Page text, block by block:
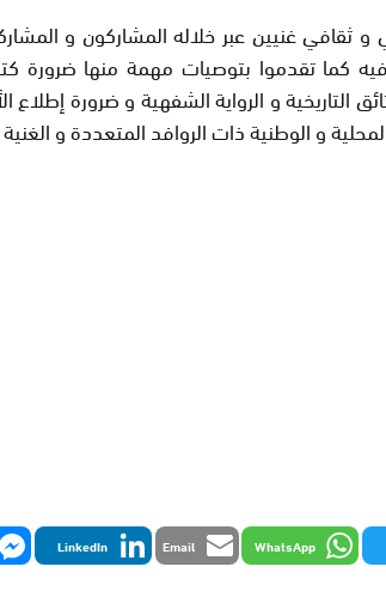
ثقافي غنيين عبر خلاله المشاركون و
كما تقدموا بتوصيات مهمة منها ضرورة
التاريخية و الرواية الشفهية و ضرورة إطلاع
و الوطنية ذات الروافد المتعددة و الغنية
WhatsApp
Email
LinkedIn